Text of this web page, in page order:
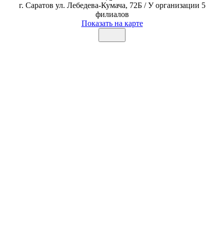
г. Саратов ул. Лебедева-Кумача, 72Б / У организации 5
филиалов
Показать на карте